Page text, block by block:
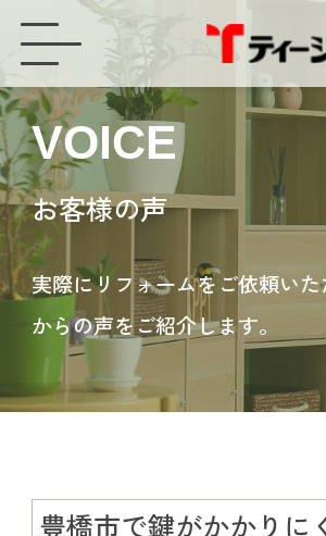
VOICE
お客様の声
実際にリフォームをご依頼い
からの声をご紹介します。
豊橋市で鍵がかかりに